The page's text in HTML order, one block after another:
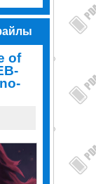
of